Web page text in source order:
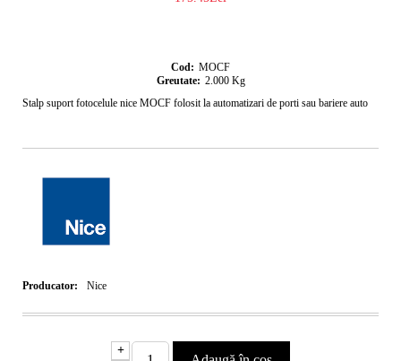
Cod: MOCF
Greutate: 2.000 Kg
Stalp suport fotocelule nice MOCF folosit la automatizari de porti sau bariere auto
Producator: Nice
+